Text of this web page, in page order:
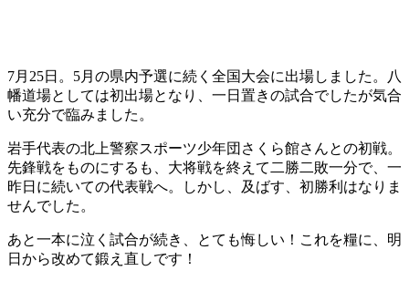
7月25日。5月の県内予選に続く全国大会に出場しました。八
幡道場としては初出場となり、一日置きの試合でしたが気合
い充分で臨みました。
岩手代表の北上警察スポーツ少年団さくら館さんとの初戦。
先鋒戦をものにするも、大将戦を終えて二勝二敗一分で、一
昨日に続いての代表戦へ。しかし、及ばす、初勝利はなりま
せんでした。
あと一本に泣く試合が続き、とても悔しい！これを糧に、明
日から改めて鍛え直しです！